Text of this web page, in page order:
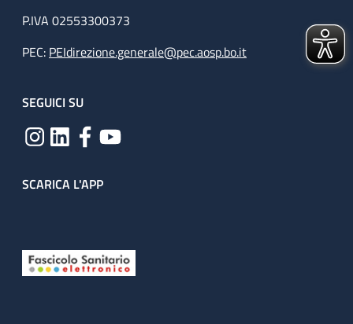
P.IVA 02553300373
PEC: PEIdirezione.generale@pec.aosp.bo.it
SEGUICI SU
SCARICA L'APP